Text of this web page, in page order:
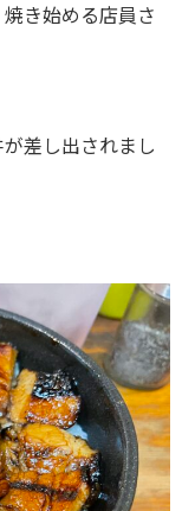
き始める店員さ
差し出されまし